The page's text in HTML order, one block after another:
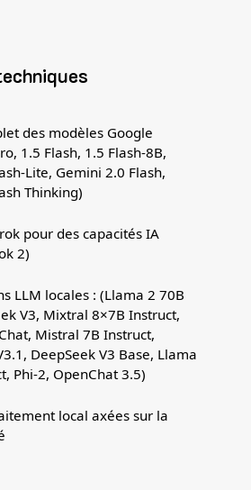
des modèles Google
1.5 Flash, 1.5 Flash-8B,
Lite, Gemini 2.0 Flash,
Thinking)
pour des capacités IA
2)
LLM locales : (Llama 2 70B
V3, Mixtral 8×7B Instruct,
Mistral 7B Instruct,
DeepSeek V3 Base, Llama
Phi-2, OpenChat 3.5)
local axées sur la